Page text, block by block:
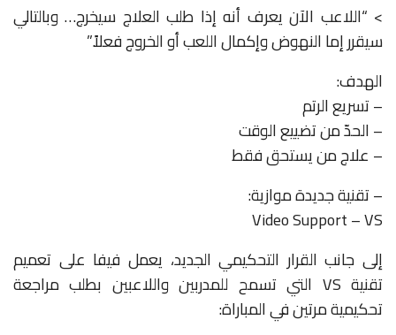
> “اللاعب الآن يعرف أنه إذا طلب العلاج سيخرج… وبالتالي
سيقرر إما النهوض وإكمال اللعب أو الخروج فعلاً.”
الهدف:
– تسريع الرتم
– الحدّ من تضييع الوقت
– علاج من يستحق فقط
– تقنية جديدة موازية:
Video Support – VS
إلى جانب القرار التحكيمي الجديد، يعمل فيفا على تعميم
تقنية VS التي تسمح للمدربين واللاعبين بطلب مراجعة
تحكيمية مرتين في المباراة: